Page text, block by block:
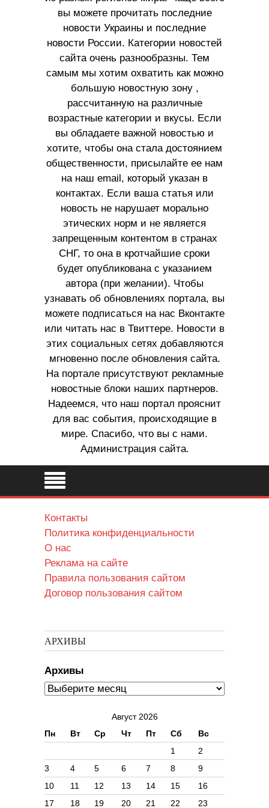
вы можете прочитать последние
новости Украины и последние
новости России. Категории новостей
сайта очень разнообразны. Тем
самым мы хотим охватить как можно
большую новостную зону ,
рассчитанную на различные
возрастные категории и вкусы. Если
вы обладаете важной новостью и
хотите, чтобы она стала достоянием
общественности, присылайте ее нам
на наш email, который указан в
контактах. Если ваша статья или
новость не нарушает морально
этических норм и не является
запрещенным контентом в странах
СНГ, то она в кротчайшие сроки
будет опубликована с указанием
автора (при желании). Чтобы
узнавать об обновлениях портала, вы
можете подписаться на нас Вконтакте
или читать нас в Твиттере. Новости в
этих социальных сетях добавляются
мгновенно после обновления сайта.
На портале присутствуют рекламные
новостные блоки наших партнеров.
Надеемся, что наш портал прояснит
для вас события, происходящие в
мире. Спасибо, что вы с нами.
Администрация сайта.
Контакты
Политика конфиденциальности
О нас
Реклама на сайте
Правила пользования сайтом
Договор пользования сайтом
АРХИВЫ
Архивы
Август 2026
Пн
Вт Ср Чт Пт Сб
Вс
1
2
3
4 5 6 7 8
9
10
11 12 13 14 15
16
17
18 19 20 21 22 23